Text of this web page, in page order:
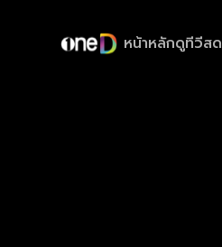
หน้าหลักดูทีวีสด